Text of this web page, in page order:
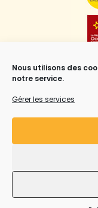
Nous utilisons des
notre service.
Gérer les services